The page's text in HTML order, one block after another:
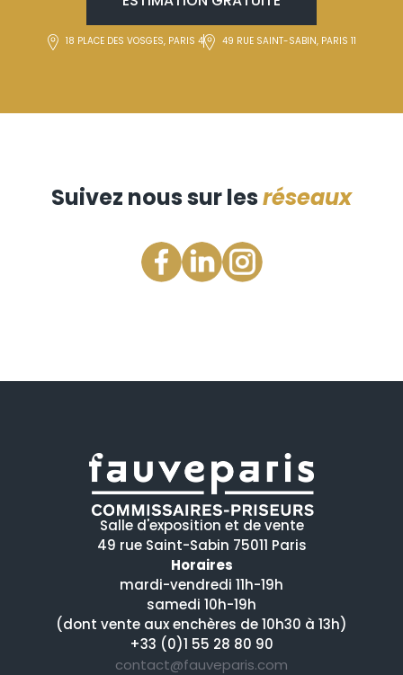
18 PLACE DES VOSGES, PARIS 4 49 RUE SAINT-SABIN, PARIS 11
Suivez nous sur lesréseaux
Salle d'exposition et de vente
49 rue Saint-Sabin 75011 Paris
Horaires
mardi-vendredi 11h-19h
samedi 10h-19h
(dont vente aux enchères de 10h30 à 13h)
+33 (0)1 55 28 80 90
contact@fauveparis.com